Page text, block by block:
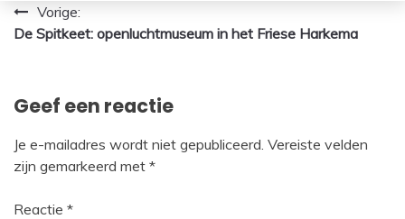
Bericht
navigatie
Vorige:
De Spitkeet: openluchtmuseum in het Friese Harkema
Geef een reactie
Je e-mailadres wordt niet gepubliceerd. Vereiste velden
zijn gemarkeerd met *
Reactie *